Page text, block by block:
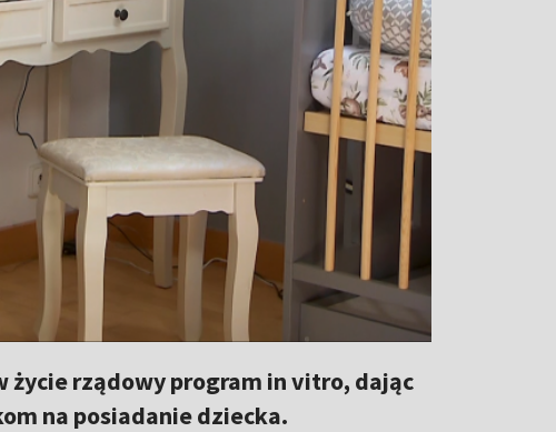
życie rządowy program in vitro, dając
na posiadanie dziecka.